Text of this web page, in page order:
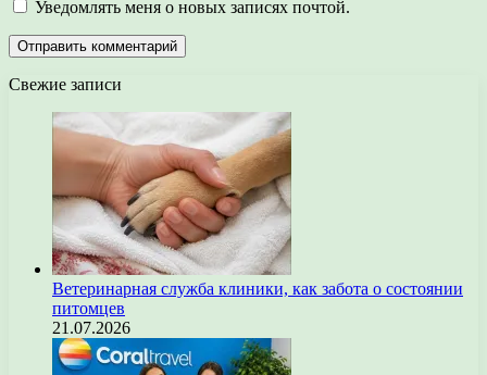
Уведомлять меня о новых записях почтой.
Свежие записи
Ветеринарная служба клиники, как забота о состоянии
питомцев
21.07.2026